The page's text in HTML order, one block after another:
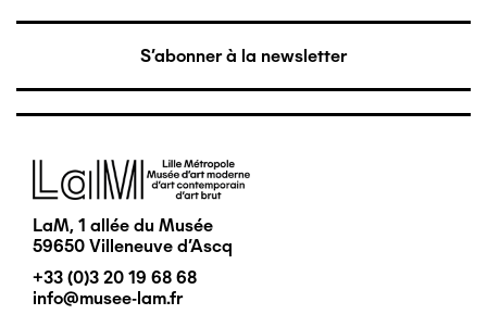
S'abonner à la newsletter
Image
LaM, 1 allée du Musée
59650 Villeneuve d'Ascq
+33 (0)3 20 19 68 68
info@musee-lam.fr